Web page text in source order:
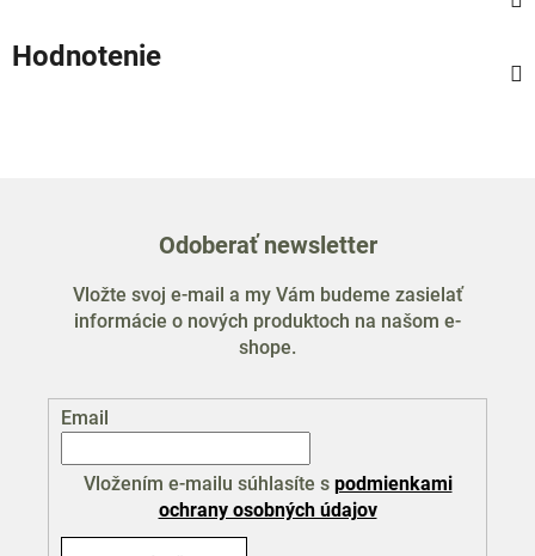
Hodnotenie
Odoberať newsletter
Vložte svoj e-mail a my Vám budeme zasielať
informácie o nových produktoch na našom e-
shope.
Email
Vložením e-mailu súhlasíte s podmienkami
ochrany osobných údajov